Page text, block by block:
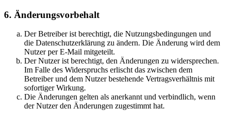
6. Änderungsvorbehalt
Der Betreiber ist berechtigt, die Nutzungsbedingungen und
die Datenschutzerklärung zu ändern. Die Änderung wird dem
Nutzer per E-Mail mitgeteilt.
Der Nutzer ist berechtigt, den Änderungen zu widersprechen.
Im Falle des Widerspruchs erlischt das zwischen dem
Betreiber und dem Nutzer bestehende Vertragsverhältnis mit
sofortiger Wirkung.
Die Änderungen gelten als anerkannt und verbindlich, wenn
der Nutzer den Änderungen zugestimmt hat.